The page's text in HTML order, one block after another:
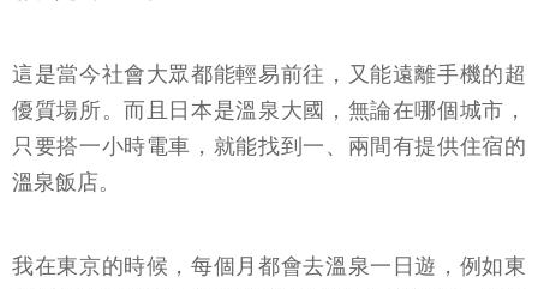
這是當今社會大眾都能輕易前往，又能遠離手機的超
優質場所。而且日本是溫泉大國，無論在哪個城市，
只要搭一小時電車，就能找到一、兩間有提供住宿的
溫泉飯店。
我在東京的時候，每個月都會去溫泉一日遊，例如東